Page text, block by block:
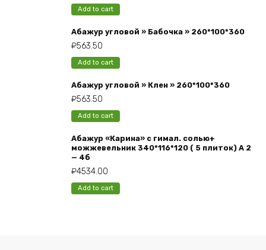
Add to cart
Абажур угловой » Бабочка » 260*100*360
₽563.50
Add to cart
Абажур угловой » Клен » 260*100*360
₽563.50
Add to cart
Абажур «Карина» с гимал. солью+
можжевельник 340*116*120 ( 5 плиток) А 2
— 4б
₽4534.00
Add to cart